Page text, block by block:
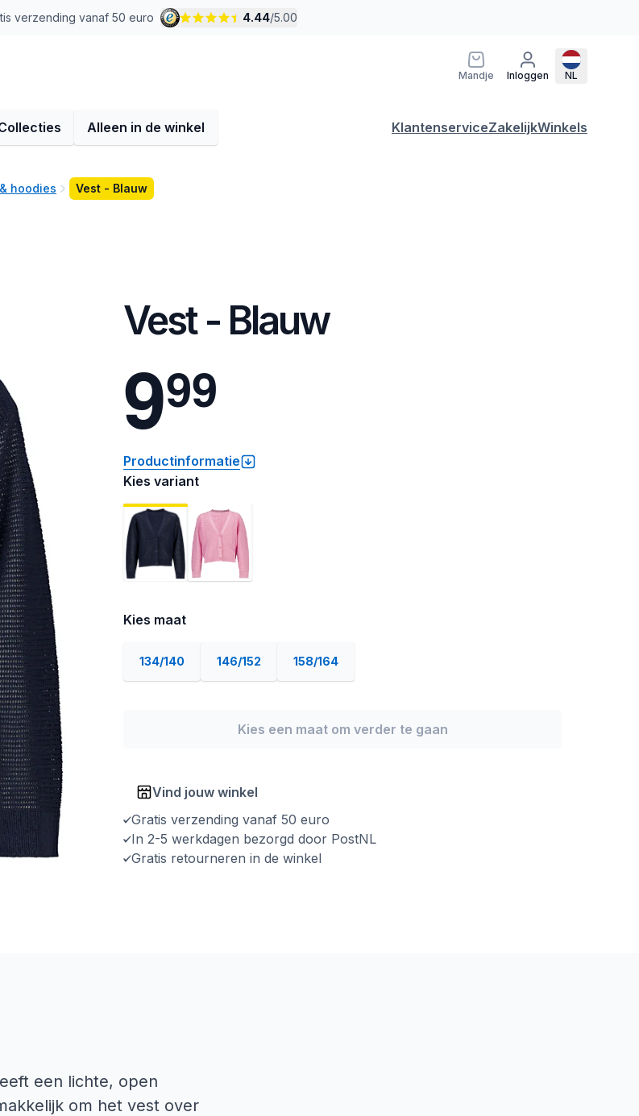
verzending vanaf 50 euro 4.44/5.00
Mandje Inloggen NL
Alleen in de winkel KlantenserviceZakelijkWinkels
hoodies Vest - Blauw
Vest - Blauw
999
Productinformatie
Kies variant
Kies maat
134/140 146/152 158/164
Kies een maat om verder te gaan
Vind jouw winkel
Gratis verzending vanaf 50 euro
In 2-5 werkdagen bezorgd door PostNL
Gratis retourneren in de winkel
een lichte, open
om het vest over